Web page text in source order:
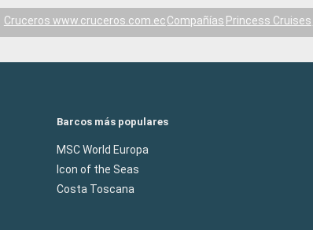
Cruceros www.cruceros.com.ecCompañías Princess Cruises
Barcos más populares
MSC World Europa
Icon of the Seas
Costa Toscana